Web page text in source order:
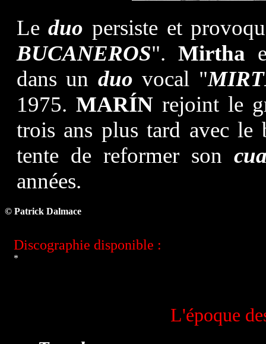
Leduo persiste et
BUCANEROS". Mirtha
dans un duo vocal "
1975. MARÍNrejoint le
trois ans plus tard avec le
tente de reformer son
années.
© Patrick Dalmace
Discographie disponible :
*
L'époque